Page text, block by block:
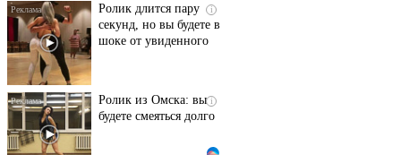
секунд, но вы будете в
шоке от увиденного
будете смеяться долго